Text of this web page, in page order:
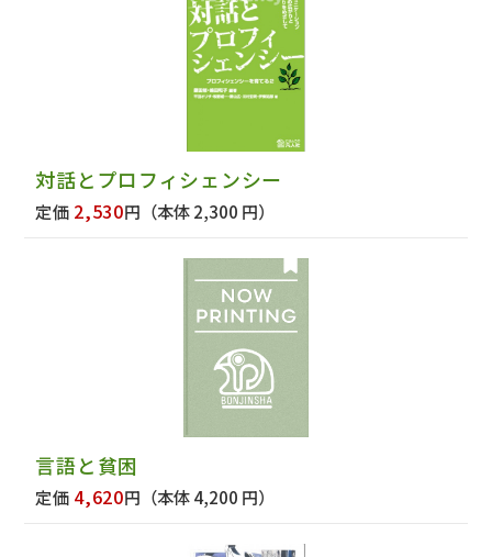
対話とプロフィシェンシー
定価 2,530円 （本体 2,300 円）
言語と貧困
定価 4,620円 （本体 4,200 円）